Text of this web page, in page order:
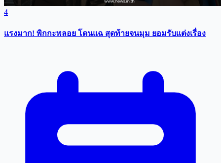
4
แรงมาก! พิกกะพลอย โดนแฉ สุดท้ายจนมุม ยอมรับเเต่งเรื่อง